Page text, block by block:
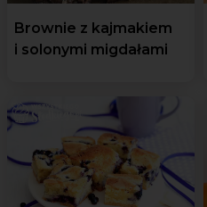
Brownie z kajmakiem
i solonymi migdałami